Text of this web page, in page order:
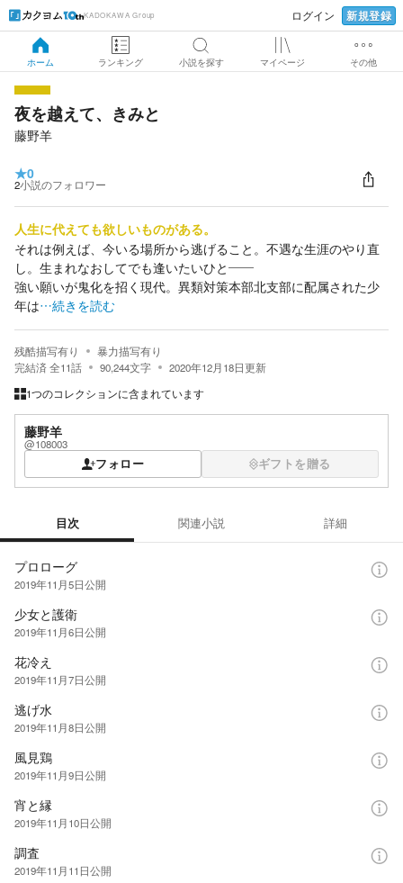
KADOKAWA Group ログイン 新規登録
ホーム ランキング 小説を探す マイページ その他
夜を越えて、きみと
藤野羊
★0
2小説のフォロワー
人生に代えても欲しいものがある。
それは例えば、今いる場所から逃げること。不遇な生涯のやり直
し。生まれなおしてでも逢いたいひと――
強い願いが鬼化を招く現代。異類対策本部北支部に配属された少
年は…続きを読む
残酷描写有り
暴力描写有り
完結済全11話 90,244文字 2020年12月18日更新
1つのコレクションに含まれています
藤野羊
@108003
フォロー ギフトを贈る
目次 関連小説 詳細
プロローグ
2019年11月5日公開
少女と護衛
2019年11月6日公開
花冷え
2019年11月7日公開
逃げ水
2019年11月8日公開
風見鶏
2019年11月9日公開
宵と縁
2019年11月10日公開
調査
2019年11月11日公開